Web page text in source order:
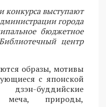
выступают
города
бюджетное
центр
образы, мотивы
с японской
буддийские
меча, природы,